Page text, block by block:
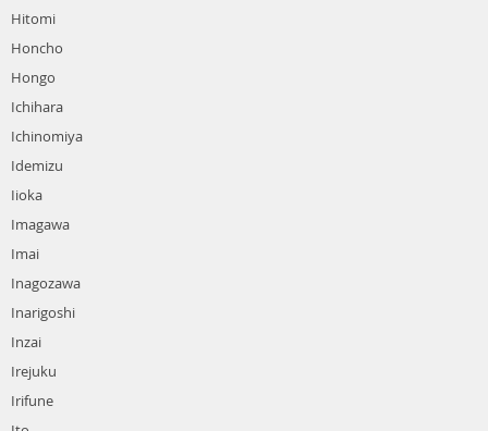
Hitomi
Honcho
Hongo
Ichihara
Ichinomiya
Idemizu
Iioka
Imagawa
Imai
Inagozawa
Inarigoshi
Inzai
Irejuku
Irifune